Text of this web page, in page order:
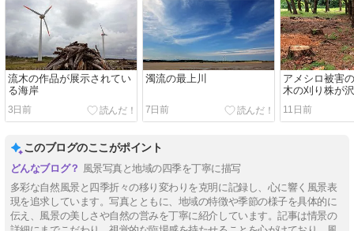
流木の作品が展示されてい
る海岸
3日前
濁流の最上川
7日前
アメシロ被害
木の刈り株が
11日前
このブログのここがポイント
風景写真と地域の四季を丁寧に描写
多彩な自然風景と四季折々の移り変わりを克明に記録し、心に響く風景表
現を追求しています。写真とともに、地域の特徴や季節の様子を具体的に
伝え、風景の美しさや自然の営みを丁寧に紹介しています。記事は情景の